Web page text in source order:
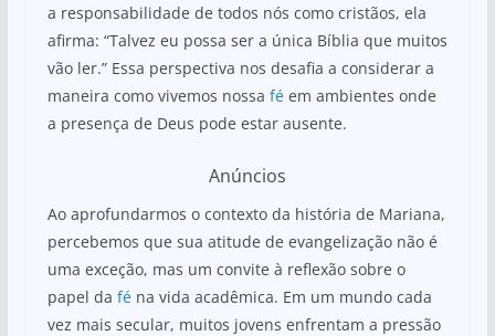
a responsabilidade de todos nós como cristãos, ela
afirma: “Talvez eu possa ser a única Bíblia que muitos
vão ler.” Essa perspectiva nos desafia a considerar a
maneira como vivemos nossa féem ambientes onde
a presença de Deus pode estar ausente.
Anúncios
Ao aprofundarmos o contexto da história de Mariana,
percebemos que sua atitude de evangelização não é
uma exceção, mas um convite à reflexão sobre o
papel da féna vida acadêmica. Em um mundo cada
vez mais secular, muitos jovens enfrentam a pressão